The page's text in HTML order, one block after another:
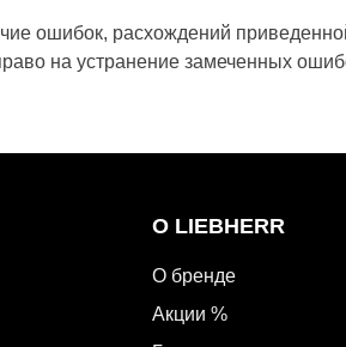
ошибок, расхождений
на устранение замеченных
О LIEBHERR
О бренде
Акции %